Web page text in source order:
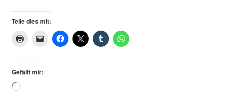
Teile dies mit:
Gefällt mir:
Loading…